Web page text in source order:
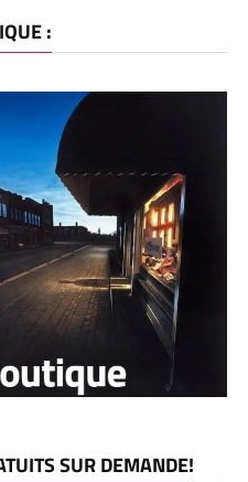
:
SUR DEMANDE!